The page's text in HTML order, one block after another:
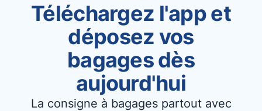
Téléchargez l'app et
déposez vos
bagages dès
aujourd'hui
La consigne à bagages partout avec